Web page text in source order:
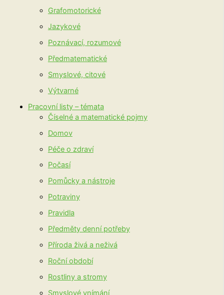
Grafomotorické
Jazykové
Poznávací, rozumové
Předmatematické
Smyslové, citové
Výtvarné
Pracovní listy – témata
Číselné a matematické pojmy
Domov
Péče o zdraví
Počasí
Pomůcky a nástroje
Potraviny
Pravidla
Předměty denní potřeby
Příroda živá a neživá
Roční období
Rostliny a stromy
Smyslové vnímání